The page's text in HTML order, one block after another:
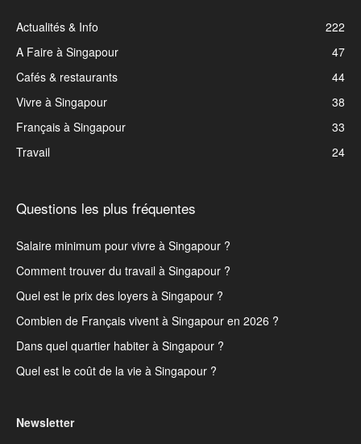
Actualités & Info
222
A Faire à Singapour
47
Cafés & restaurants
44
Vivre à Singapour
38
Français à Singapour
33
Travail
24
Questions les plus fréquentes
Salaire minimum pour vivre à Singapour ?
Comment trouver du travail à Singapour ?
Quel est le prix des loyers à Singapour ?
Combien de Français vivent à Singapour en 2026 ?
Dans quel quartier habiter à Singapour ?
Quel est le coût de la vie à Singapour ?
Newsletter